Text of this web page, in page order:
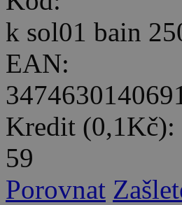
k sol01 bain
EAN:
Kredit (0,1Kč):
59
Porovnat